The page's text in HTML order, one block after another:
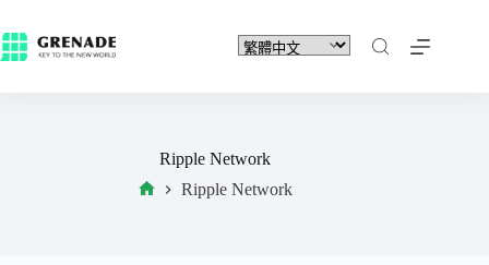
Ripple Network
Ripple Network